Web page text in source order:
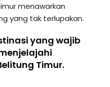
menawarkan
yang tak terlupakan.
yang wajib
Timur.